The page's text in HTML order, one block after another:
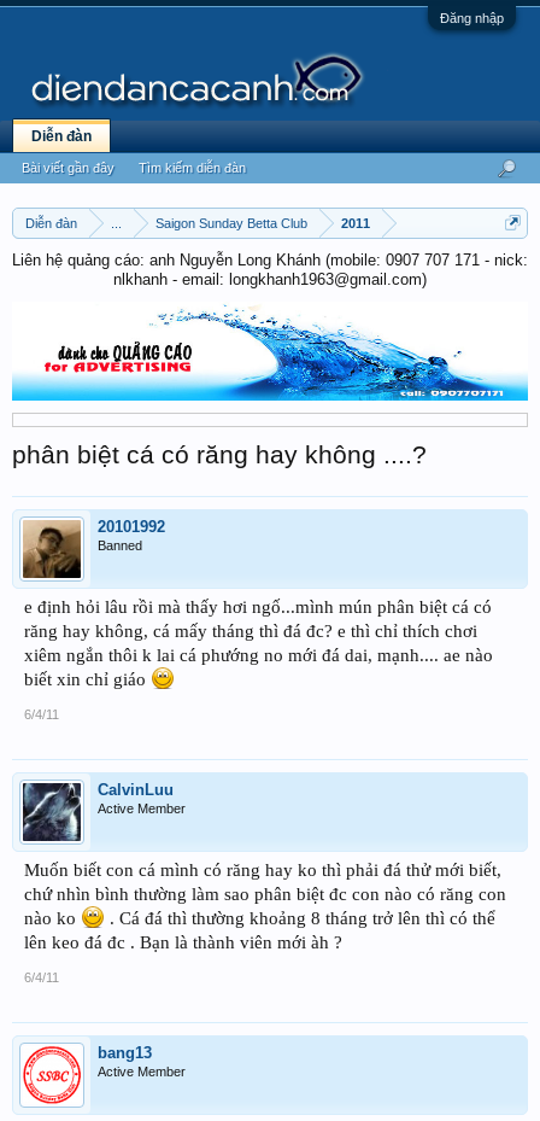
Đăng nhập
Diễn đàn Saigon Sunday Betta Club 2011
Liên hệ quảng cáo: anh Nguyễn Long Khánh (mobile: 0907 707 171 - nick:
nlkhanh - email: longkhanh1963@gmail.com)
phân biệt cá có răng hay không ....?
20101992
Banned
e định hỏi lâu rồi mà thấy hơi ngố...mình mún phân biệt cá có
răng hay không, cá mấy tháng thì đá đc? e thì chỉ thích chơi
xiêm ngắn thôi k lai cá phướng no mới đá dai, mạnh.... ae nào
biết xin chỉ giáo
6/4/11
CalvinLuu
Active Member
Muốn biết con cá mình có răng hay ko thì phải đá thử mới biết,
chứ nhìn bình thường làm sao phân biệt đc con nào có răng con
nào ko
. Cá đá thì thường khoảng 8 tháng trở lên thì có thể
lên keo đá đc . Bạn là thành viên mới àh ?
6/4/11
bang13
Active Member
Diễn đàn
Bài viết gần đây Tìm kiếm diễn đàn